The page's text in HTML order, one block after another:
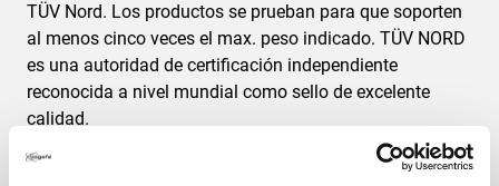
TÜV Nord. Los productos se prueban para que soporten
al menos cinco veces el max. peso indicado. TÜV NORD
es una autoridad de certificación independiente
reconocida a nivel mundial como sello de excelente
calidad.